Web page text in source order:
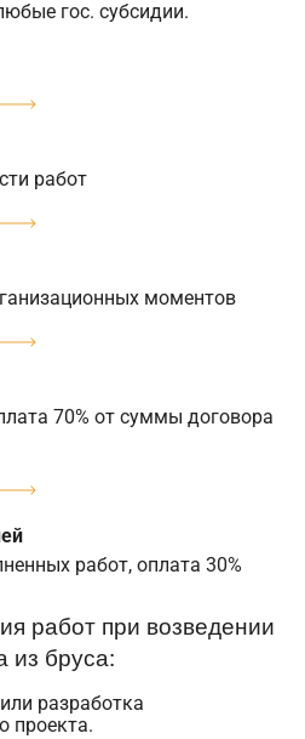
гос. субсидии.
работ
моментов
70% от суммы договора
работ, оплата 30%
работ при возведении
из бруса:
разработка
проекта.